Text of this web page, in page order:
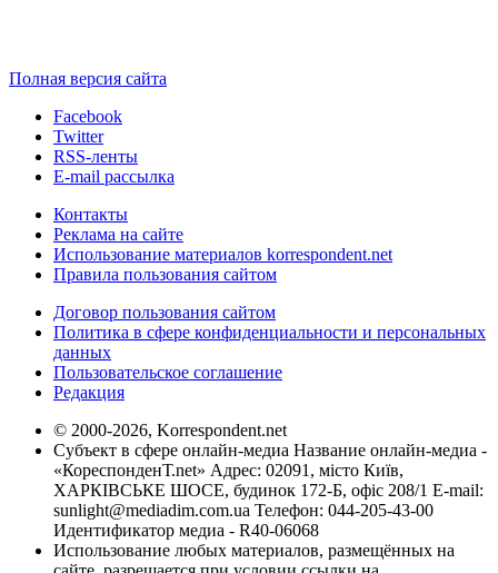
Полная версия сайта
Facebook
Twitter
RSS-ленты
E-mail рассылка
Контакты
Реклама на сайте
Использование материалов korrespondent.net
Правила пользования сайтом
Договор пользования сайтом
Политика в сфере конфиденциальности и персональных
данных
Пользовательское соглашение
Редакция
© 2000-2026, Korrespondent.net
Субъект в сфере онлайн-медиа Название онлайн-медиа -
«КореспонденТ.net» Адрес: 02091, місто Київ,
ХАРКІВСЬКЕ ШОСЕ, будинок 172-Б, офіс 208/1 E-mail:
sunlight@mediadim.com.ua Телефон: 044-205-43-00
Идентификатор медиа - R40-06068
Использование любых материалов, размещённых на